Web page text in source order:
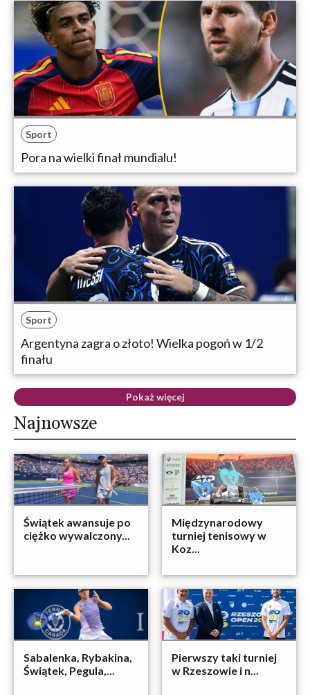
Sport
Pora na wielki finał mundialu!
Sport
Argentyna zagra o złoto! Wielka pogoń w 1/2
finału
Pokaż więcej
Najnowsze
Świątek awansuje po
ciężko wywalczony...
Międzynarodowy
turniej tenisowy w
Koz...
Sabalenka, Rybakina,
Świątek, Pegula,...
Pierwszy taki turniej
w Rzeszowie i n...